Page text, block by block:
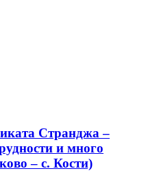
Странджа –
и много
– с. Кости)